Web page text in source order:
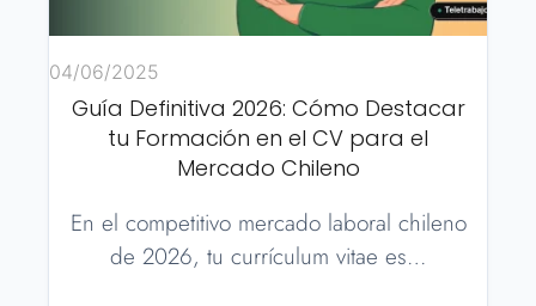
04/06/2025
Guía Definitiva 2026: Cómo Destacar
tu Formación en el CV para el
Mercado Chileno
En el competitivo mercado laboral chileno
de 2026, tu currículum vitae es…